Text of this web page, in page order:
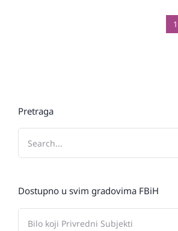
1
Pretraga
Dostupno u svim gradovima FBiH